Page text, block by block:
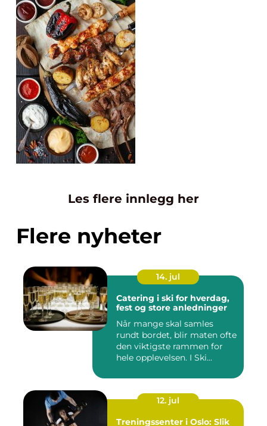
Les flere innlegg her
Flere nyheter
14. jul
Catering i ski for hverdag,
fest og store anledninger
Når mange skal samles
rundt bordet, blir maten ofte
den viktigste rammen for
hele opplevelsen. I Ski...
12. jul
Treningssenter i Oslo: Slik